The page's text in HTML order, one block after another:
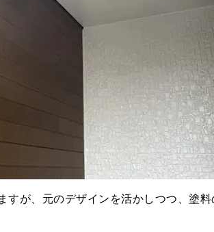
すが、元のデザインを活かしつつ、塗